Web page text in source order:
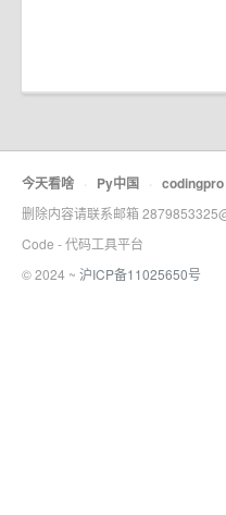
今天看啥 · Py中国 · codingpro
删除内容请联系邮箱
Code - 代码工具平台
© 2024 ~ 沪ICP备11025650号